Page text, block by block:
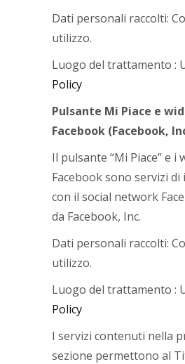
Dati personali raccolti:
utilizzo.
Luogo del trattamento :
Policy
Pulsante Mi Piace e
Facebook (Facebook,
Il pulsante “Mi Piace” e i
Facebook sono servizi
con il social network
da Facebook, Inc.
Dati personali raccolti:
utilizzo.
Luogo del trattamento :
Policy
I servizi contenuti nella
sezione permettono al